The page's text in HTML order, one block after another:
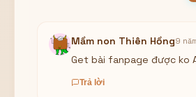
Mầm non Thiên Hồng9
Get bài fanpage được ko
Trả lời